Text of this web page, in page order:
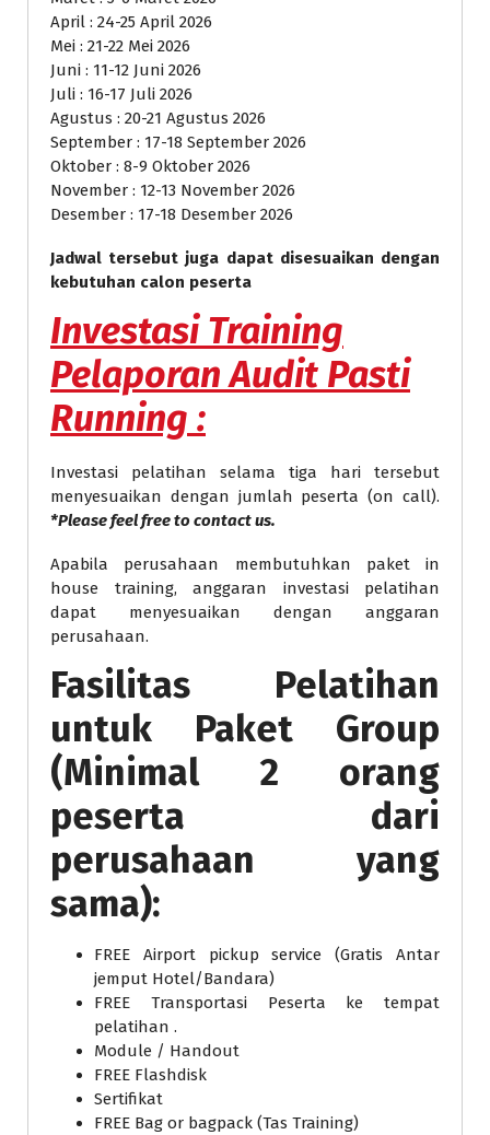
April : 24-25 April 2026
Mei : 21-22 Mei 2026
Juni : 11-12 Juni 2026
Juli : 16-17 Juli 2026
Agustus : 20-21 Agustus 2026
September : 17-18 September 2026
Oktober : 8-9 Oktober 2026
November : 12-13 November 2026
Desember : 17-18 Desember 2026
Jadwal tersebut juga dapat disesuaikan dengan
kebutuhan calon peserta
Investasi Training
Pelaporan Audit Pasti
Running :
Investasi pelatihan selama tiga hari tersebut
menyesuaikan dengan jumlah peserta (on call).
*Please feel free to contact us.
Apabila perusahaan membutuhkan paket in
house training, anggaran investasi pelatihan
dapat menyesuaikan dengan anggaran
perusahaan.
Fasilitas Pelatihan
untuk Paket Group
(Minimal 2 orang
peserta dari
perusahaan yang
sama):
FREE Airport pickup service (Gratis Antar
jemput Hotel/Bandara)
FREE Transportasi Peserta ke tempat
pelatihan .
Module / Handout
FREE Flashdisk
Sertifikat
FREE Bag or bagpack (Tas Training)